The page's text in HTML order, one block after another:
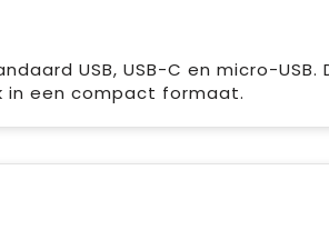
USB, USB-C en micro-USB.
in een compact formaat.